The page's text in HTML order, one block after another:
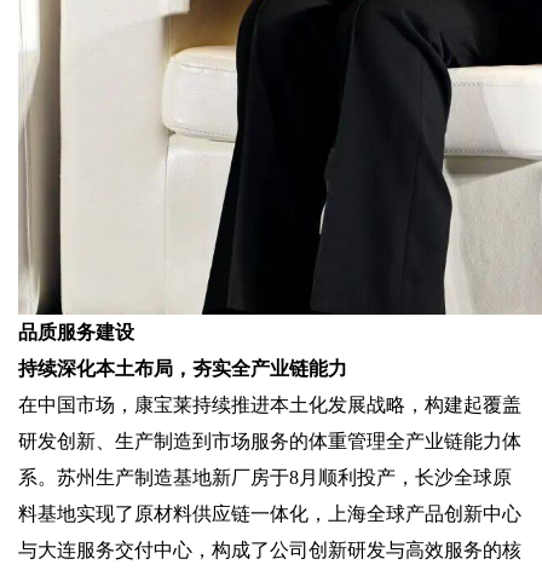
品质服务建设
持续深化本土布局，夯实全产业链能力
在中国市场，康宝莱持续推进本土化发展战略，构建起覆盖
研发创新、生产制造到市场服务的体重管理全产业链能力体
系。苏州生产制造基地新厂房于8月顺利投产，长沙全球原
料基地实现了原材料供应链一体化，上海全球产品创新中心
与大连服务交付中心，构成了公司创新研发与高效服务的核